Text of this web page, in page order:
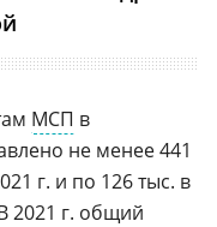
МСП в
не менее 441
г. и по 126 тыс. в
2021 г. общий